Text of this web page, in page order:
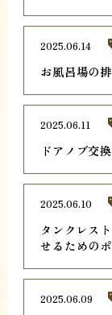
お風呂場の
2025.06.14
ドアノブ交
2025.06.11
タンクレス
せるための
2025.06.10
2025.06.09